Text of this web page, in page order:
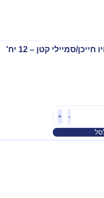
סמיילי קטן – 12 יח'
+